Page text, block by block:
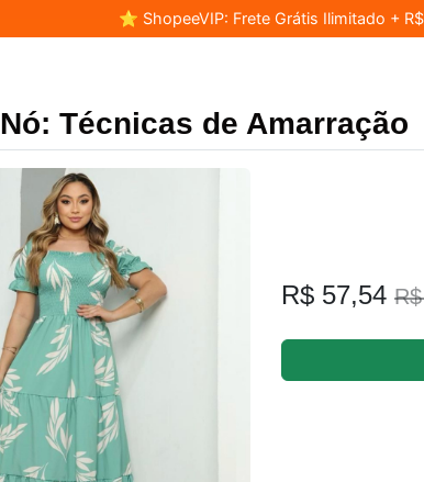
⭐ ShopeeVIP: Frete Grátis Ilimitado +
Nó: Técnicas de Amarração
R$ 57,54